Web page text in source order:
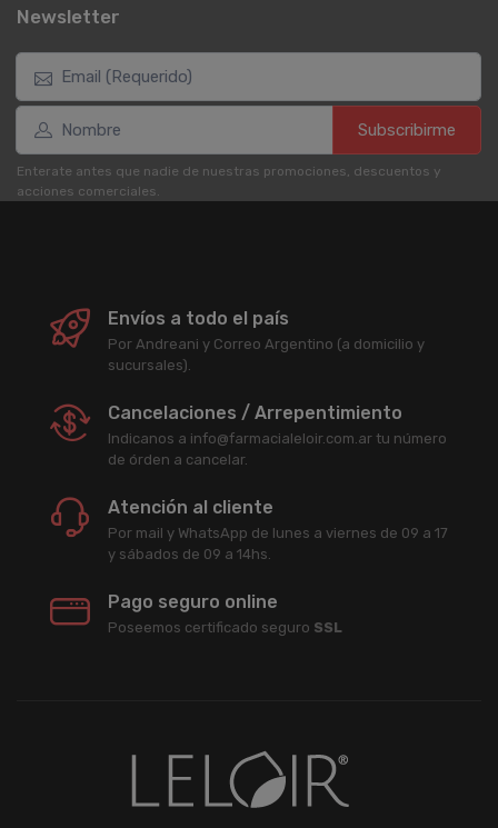
Newsletter
Subscribirme
Enterate antes que nadie de nuestras promociones, descuentos y
acciones comerciales.
Envíos a todo el país
Por Andreani y Correo Argentino (a domicilio y
sucursales).
Cancelaciones / Arrepentimiento
Indicanos a info@farmacialeloir.com.ar tu número
de órden a cancelar.
Atención al cliente
Por mail y WhatsApp de lunes a viernes de 09 a 17
y sábados de 09 a 14hs.
Pago seguro online
Poseemos certificado seguro SSL